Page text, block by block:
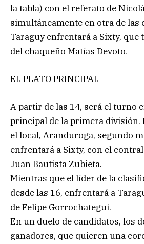
la tabla) con el referato de
simultáneamente en otra de las
Taraguy enfrentará a Sixty, que
del chaqueño Matías Devoto.
EL PLATO PRINCIPAL
A partir de las 14, será el turno
principal de la primera división.
el local, Aranduroga, segundo
enfrentará a Sixty, con el
Juan Bautista Zubieta.
Mientras que el líder de la
desde las 16, enfrentará a
de Felipe Gorrochategui.
En un duelo de candidatos, los
ganadores, que quieren una